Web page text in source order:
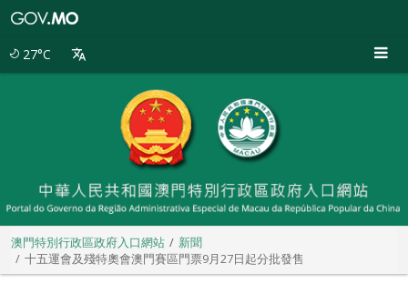
27°C
澳門特別行政區政府入口網站
新聞
十五運會及殘特奧會澳門賽區門票9月27日起分批發售